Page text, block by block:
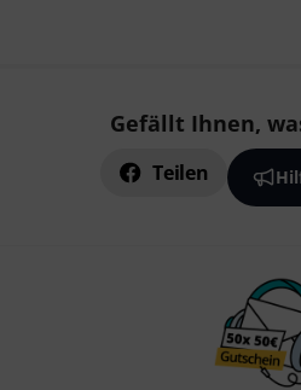
Gefällt Ihnen,
Teilen